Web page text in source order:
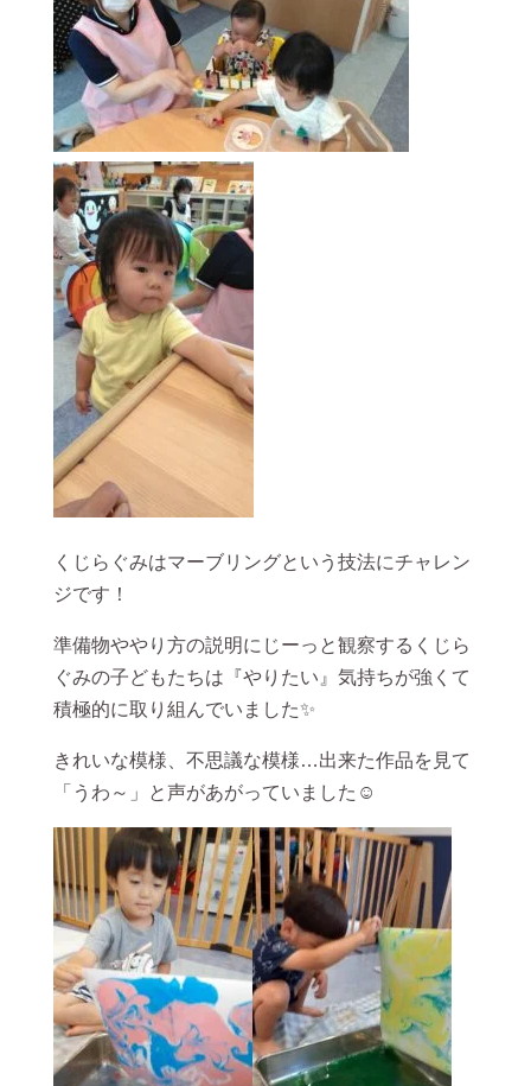
くじらぐみはマーブリングという技法にチャレン
ジです！
準備物ややり方の説明にじーっと観察するくじら
ぐみの子どもたちは『やりたい』気持ちが強くて
積極的に取り組んでいました✨
きれいな模様、不思議な模様…出来た作品を見て
「うわ～」と声があがっていました☺